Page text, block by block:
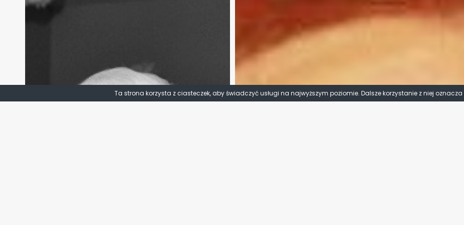
Ta strona korzysta z ciasteczek, aby świadczyć usługi na najwyższym poziomie. Dalsze korzystanie z niej